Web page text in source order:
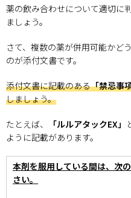
薬の飲み合わせについて適切に
ましょう。
さて、複数の薬が併用可能かど
のが添付文書です。
添付文書に記載のある「禁忌事
しましょう。
たとえば、 「ルルアタックEX」
ように記載があります。
本剤を服用している間は、次
さい。